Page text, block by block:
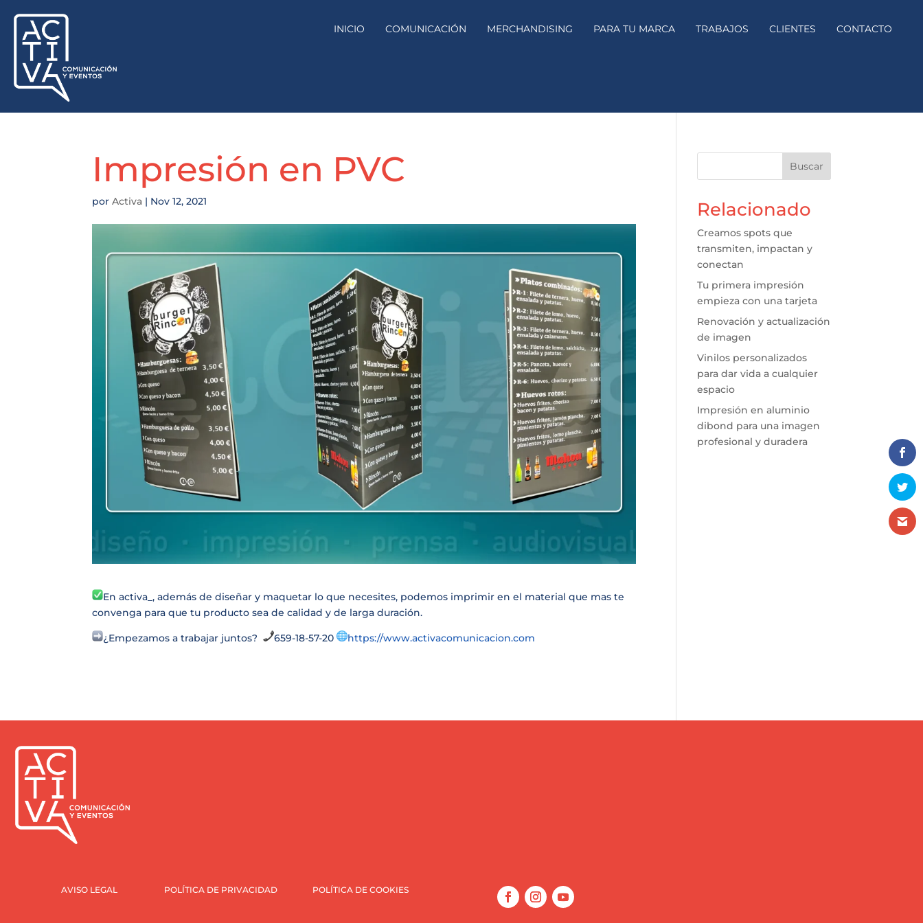
INICIO COMUNICACIÓN MERCHANDISING PARA TU MARCA TRABAJOS CLIENTES CONTACTO
Impresión en PVC
porActiva | Nov 12, 2021
En activa_, además de diseñar y maquetar lo que necesites, podemos imprimir en el material que mas te
convenga para que tu producto sea de calidad y de larga duración.
¿Empezamos a trabajar juntos? 659-18-57-20 https://www.activacomunicacion.com
Buscar
Relacionado
Creamos spots que
transmiten, impactan y
conectan
Tu primera impresión
empieza con una tarjeta
Renovación y actualización
de imagen
Vinilos personalizados
para dar vida a cualquier
espacio
Impresión en aluminio
dibond para una imagen
profesional y duradera
AVISO LEGAL POLÍTICA DE PRIVACIDAD POLÍTICA DE COOKIES